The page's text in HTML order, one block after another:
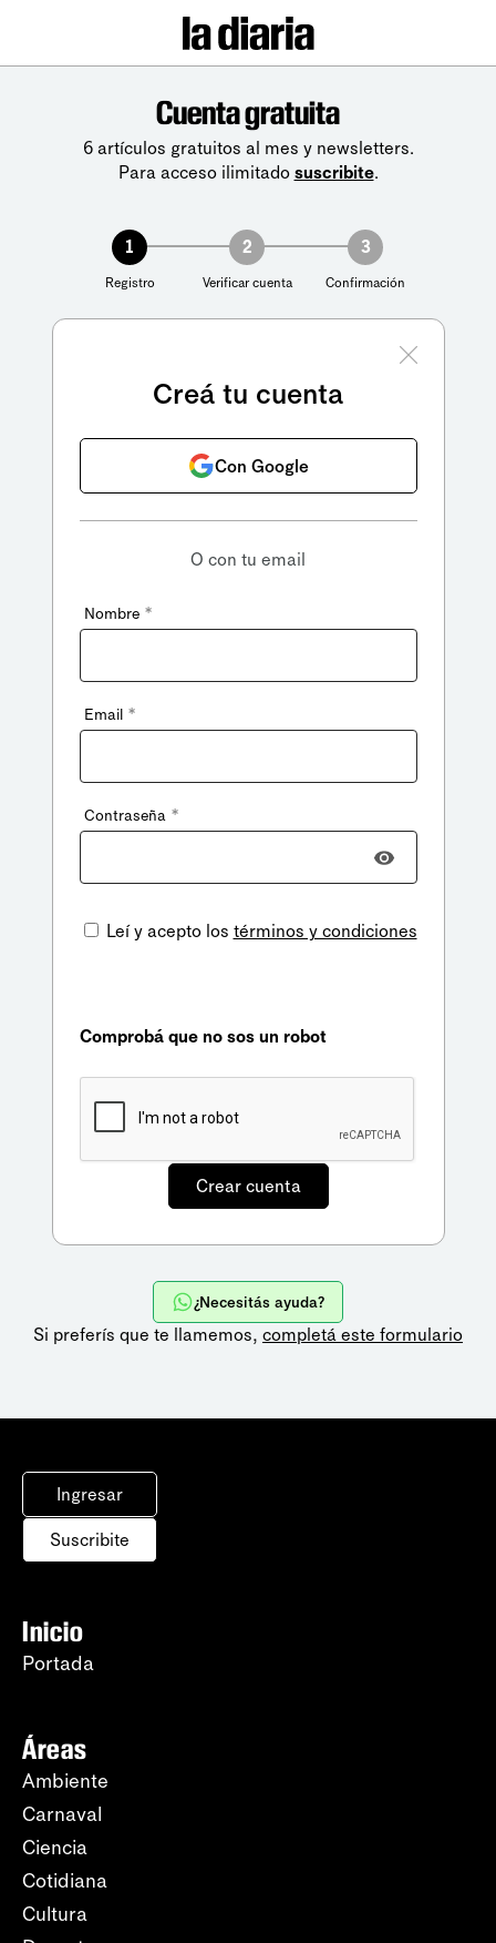
Cuenta gratuita
6 artículos gratuitos al mes y newsletters.
Para acceso ilimitado suscribite.
1
Registro
2
Verificar cuenta
3
Confirmación
Creá tu cuenta
Con Google
O con tu email
Nombre *
Email *
Contraseña *
Leí y acepto los términos y condiciones
Comprobá que no sos un robot
¿Necesitás ayuda?
Si preferís que te llamemos, completá este formulario
Ingresar
Suscribite
Inicio
Portada
Áreas
Ambiente
Carnaval
Ciencia
Cotidiana
Cultura